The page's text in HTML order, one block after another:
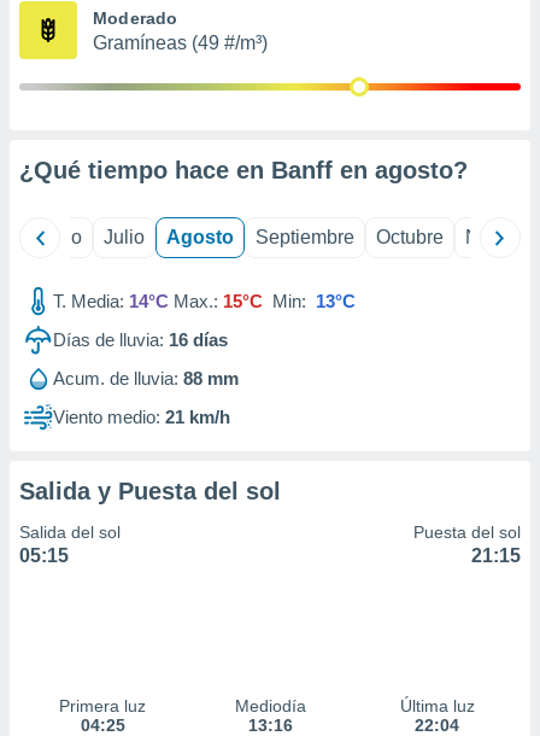
publicidad
publicidad
1199
Moderado
Gramíneas (49 #/m³)
¿Qué tiempo hace en Banff en agosto?
Junio Julio Agosto Septiembre Octubre
T. Media: 14°C Max.: 15°C Min: 13°C
Días de lluvia: 16 días
Acum. de lluvia: 88 mm
Viento medio: 21 km/h
Salida y Puesta del sol
Salida del sol
05:15
Puesta del sol
21:15
Primera luz
04:25
Mediodía
13:16
Última luz
22:04